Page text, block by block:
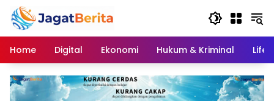
content
Home
Digital Ekonomi Hukum & Kriminal